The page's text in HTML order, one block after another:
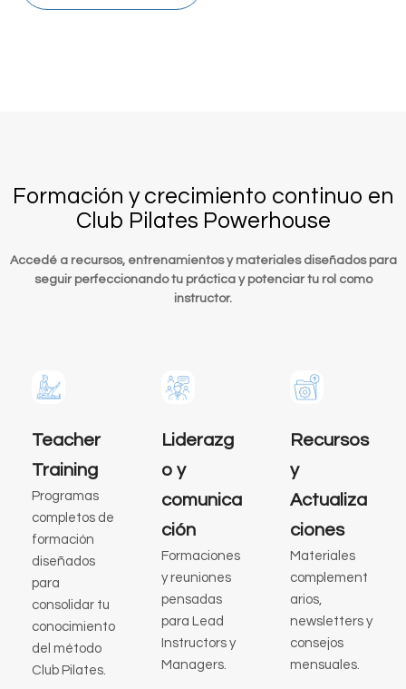
Formación y crecimiento continuo en
Club Pilates Powerhouse
Accedé a recursos, entrenamientos y materiales diseñados para
seguir perfeccionando tu práctica y potenciar tu rol como
instructor.
Teacher
Training
Programas
completos de
formación
diseñados
para
consolidar tu
conocimiento
del método
Club Pilates.
Liderazg
o y
comunica
ción
Formaciones
y reuniones
pensadas
para Lead
Instructors y
Managers.
Recursos
y
Actualiza
ciones
Materiales
complement
arios,
newsletters y
consejos
mensuales.